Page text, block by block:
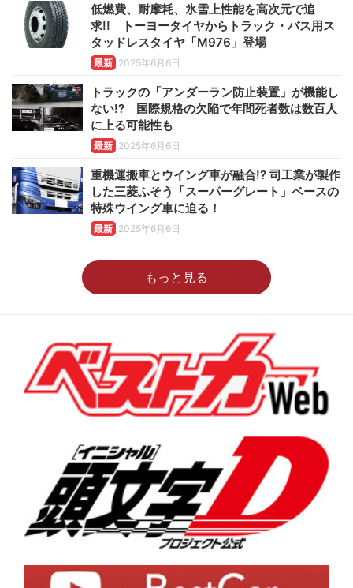
低燃費、耐摩耗、氷雪上性能を高次元で追
求!! トーヨータイヤからトラック・バス用ス
タッドレスタイヤ「M976」登場
最新 2025年6月6日
トラックの「アンダーラン防止装置」が機能し
ない!? 国際規格の欠陥で年間死者数は数百人
に上る可能性も
最新 2025年6月6日
重機運搬車とウイング車が融合!? 司工業が製作
した三菱ふそう「スーパーグレート」ベースの
特殊ウイング車に迫る！
最新 2025年6月6日
もっと見る